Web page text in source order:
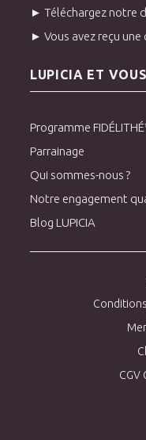
► Téléchargez notre
► Vous avez reçu une
LUPICIA ET VOUS
Programme
Parrainage
Qui sommes-nous ?
Notre engagement
Blog LUPICIA
CGV